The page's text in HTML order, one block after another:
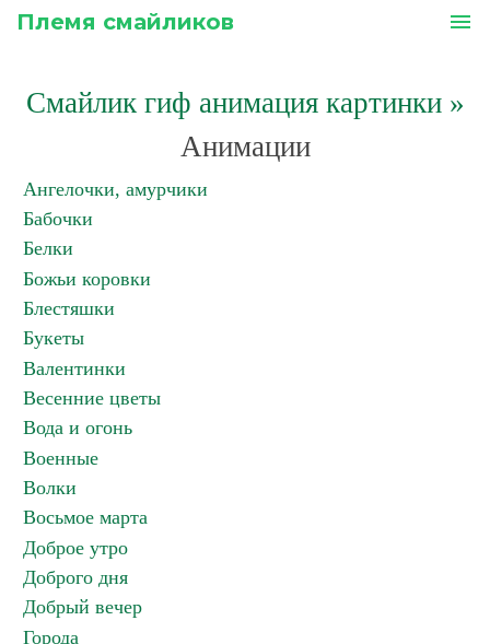
Племя смайликов menu
Смайлик гиф анимация картинки»
Анимации
Ангелочки, амурчики
Бабочки
Белки
Божьи коровки
Блестяшки
Букеты
Валентинки
Весенние цветы
Вода и огонь
Военные
Волки
Восьмое марта
Доброе утро
Доброго дня
Добрый вечер
Города